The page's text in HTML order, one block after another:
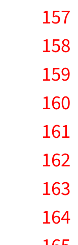
157
158
159
160
161
162
163
164